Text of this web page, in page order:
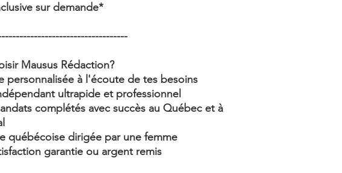
sur demande*
Mausus Rédaction?
personnalisée à l'écoute de tes besoins
ultrapide et professionnel
complétés avec succès au Québec et à
québécoise dirigée par une femme
garantie ou argent remis